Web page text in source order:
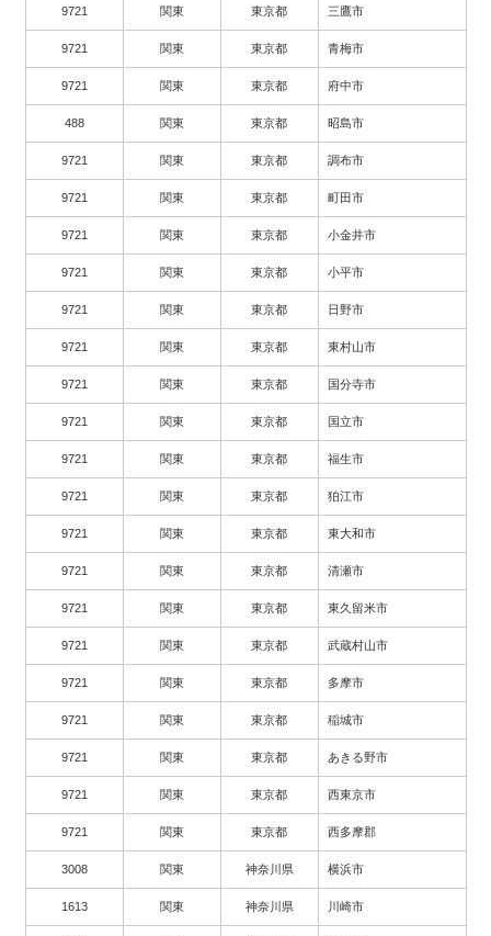
9721 関東 東京都 三鷹市
9721 関東 東京都 青梅市
9721 関東 東京都 府中市
488 関東 東京都 昭島市
9721 関東 東京都 調布市
9721 関東 東京都 町田市
9721 関東 東京都 小金井市
9721 関東 東京都 小平市
9721 関東 東京都 日野市
9721 関東 東京都 東村山市
9721 関東 東京都 国分寺市
9721 関東 東京都 国立市
9721 関東 東京都 福生市
9721 関東 東京都 狛江市
9721 関東 東京都 東大和市
9721 関東 東京都 清瀬市
9721 関東 東京都 東久留米市
9721 関東 東京都 武蔵村山市
9721 関東 東京都 多摩市
9721 関東 東京都 稲城市
9721 関東 東京都 あきる野市
9721 関東 東京都 西東京市
9721 関東 東京都 西多摩郡
3008 関東 神奈川県 横浜市
1613 関東 神奈川県 川崎市